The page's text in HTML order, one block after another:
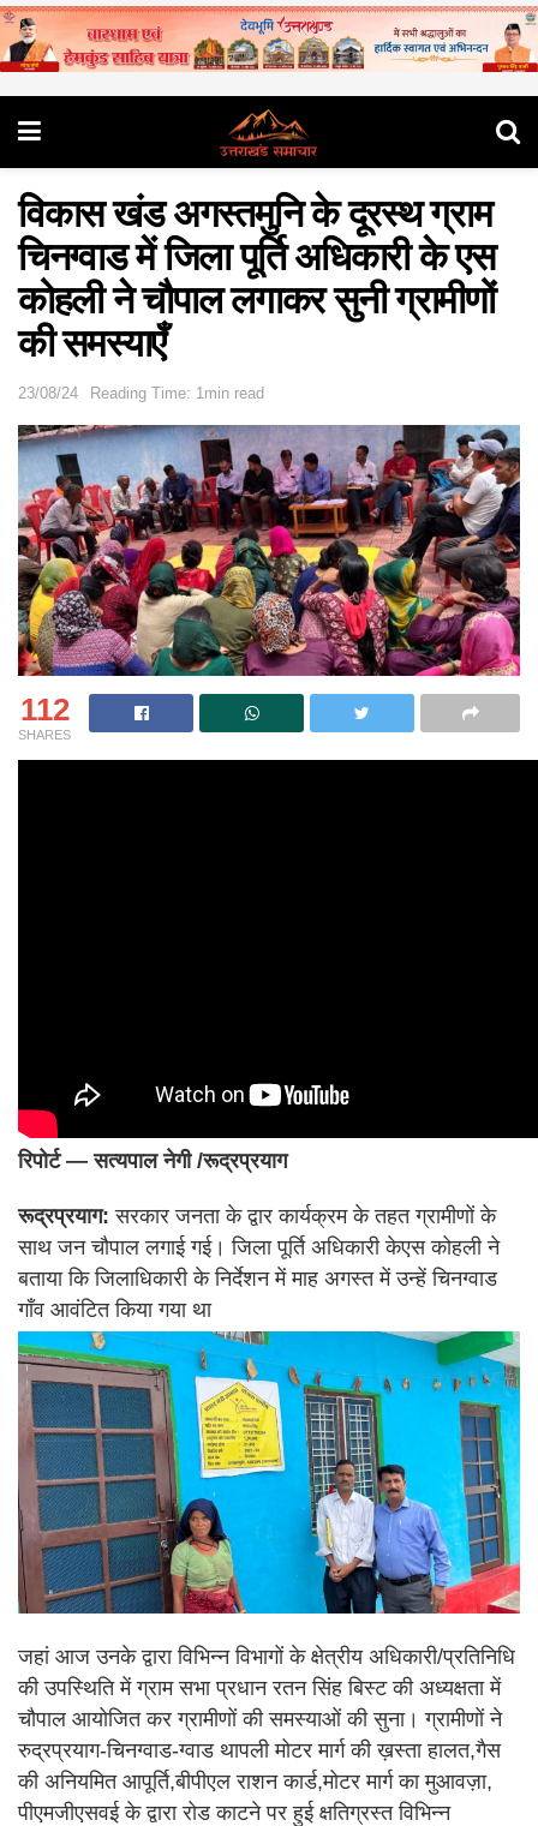
विकास खंड अगस्तमुनि के दूरस्थ ग्राम
चिनग्वाड में जिला पूर्ति अधिकारी के एस
कोहली ने चौपाल लगाकर सुनी ग्रामीणों
की समस्याएँ
23/08/24 Reading Time: 1min read
112
SHARES
रिपोर्ट — सत्यपाल नेगी /रूद्रप्रयाग
रूद्रप्रयाग: सरकार जनता के द्वार कार्यक्रम के तहत ग्रामीणों के
साथ जन चौपाल लगाई गई। जिला पूर्ति अधिकारी केएस कोहली ने
बताया कि जिलाधिकारी के निर्देशन में माह अगस्त में उन्हें चिनग्वाड
गाँव आवंटित किया गया था
जहां आज उनके द्वारा विभिन्न विभागों के क्षेत्रीय अधिकारी/प्रतिनिधि
की उपस्थिति में ग्राम सभा प्रधान रतन सिंह बिस्ट की अध्यक्षता में
चौपाल आयोजित कर ग्रामीणों की समस्याओं की सुना। ग्रामीणों ने
रुद्रप्रयाग-चिनग्वाड-ग्वाड थापली मोटर मार्ग की ख़स्ता हालत,गैस
की अनियमित आपूर्ति,बीपीएल राशन कार्ड,मोटर मार्ग का मुआवज़ा,
पीएमजीएसवई के द्वारा रोड काटने पर हुई क्षतिग्रस्त विभिन्न